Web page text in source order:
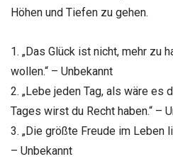
Höhen und Tiefen zu gehen.
1. „Das Glück ist nicht, mehr zu
wollen.“ – Unbekannt
2. „Lebe jeden Tag, als wäre es
Tages wirst du Recht haben.“ –
3. „Die größte Freude im Leben
– Unbekannt